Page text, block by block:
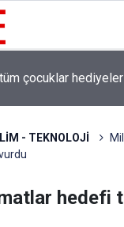
çocuklar
- TEKNOLOJİ
hedefi